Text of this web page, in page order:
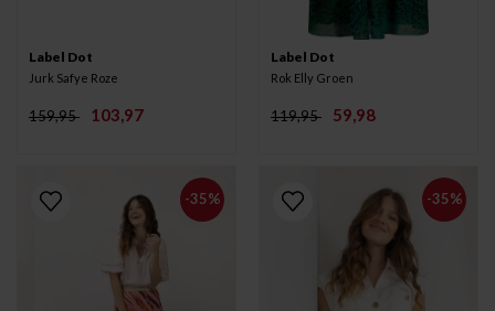
Label Dot
Jurk Safye Roze
159,95 103,97
Label Dot
Rok Elly Groen
119,95 59,98
-35% -35%